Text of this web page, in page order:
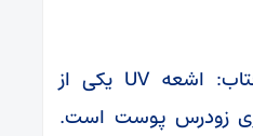
– استفاده از ضد آفتاب: اشعه UV یکی از
زودرس پوست است.